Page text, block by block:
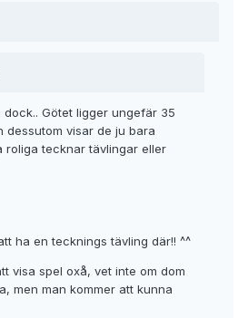
dock.. Götet ligger ungefär 35
dessutom visar de ju bara
roliga tecknar tävlingar eller
ha en tecknings tävling där!! ^^
visa spel oxå, vet inte om dom
men man kommer att kunna